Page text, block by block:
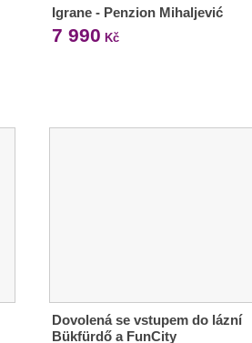
Igrane - Penzion Mihaljević
7 990 Kč
Dovolená se vstupem do lázní
Bükfürdő a FunCity